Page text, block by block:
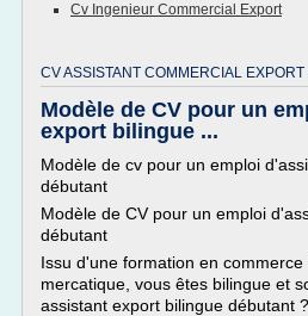
Cv Ingenieur Commercial Export
CV ASSISTANT COMMERCIAL EXPORT
Modèle de CV pour un
export bilingue ...
Modèle de cv pour un emploi
débutant
Modèle de CV pour un emploi
débutant
Issu d'une formation en
mercatique, vous êtes bilingue et
assistant export bilingue débutant